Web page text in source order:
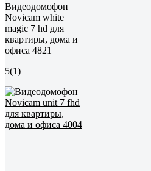
Видеодомофон
Novicam white
magic 7 hd для
квартиры, дома и
офиса 4821
5(1)